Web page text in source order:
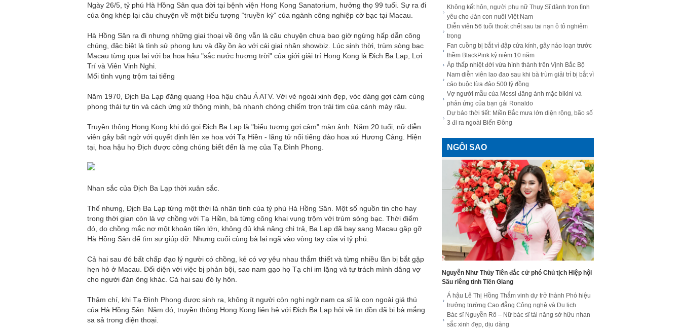
Ngày 26/5, tỷ phú Hà Hồng Sân qua đời tại bệnh viện Hong Kong Sanatorium, hưởng thọ 99 tuổi. Sự ra đi
của ông khép lại câu chuyện về một biểu tượng “truyền kỳ” của ngành công nghiệp cờ bạc tại Macau.
Hà Hồng Sân ra đi nhưng những giai thoại về ông vẫn là câu chuyện chưa bao giờ ngừng hấp dẫn công
chúng, đặc biệt là tình sử phong lưu và đầy ồn ào với cái giai nhân showbiz. Lúc sinh thời, trùm sòng bạc
Macau từng qua lại với ba hoa hậu "sắc nước hương trời" của giới giải trí Hong Kong là Địch Ba Lạp, Lợi
Trí và Viên Vịnh Nghi.
Mối tình vụng trộm tai tiếng
Năm 1970, Địch Ba Lạp đăng quang Hoa hậu châu Á ATV. Với vẻ ngoài xinh đẹp, vóc dáng gợi cảm cùng
phong thái tự tin và cách ứng xử thông minh, bà nhanh chóng chiếm trọn trái tim của cánh mày râu.
Truyền thông Hong Kong khi đó gọi Địch Ba Lạp là "biểu tượng gợi cảm" màn ảnh. Năm 20 tuổi, nữ diễn
viên gây bất ngờ với quyết định lên xe hoa với Tạ Hiền - lãng tử nổi tiếng đào hoa xứ Hương Cảng. Hiện
tại, hoa hậu họ Địch được công chúng biết đến là mẹ của Tạ Đình Phong.
Nhan sắc của Địch Ba Lạp thời xuân sắc.
Thế nhưng, Địch Ba Lạp từng một thời là nhân tình của tỷ phú Hà Hồng Sân. Một số nguồn tin cho hay
trong thời gian còn là vợ chồng với Tạ Hiền, bà từng công khai vụng trộm với trùm sòng bạc. Thời điểm
đó, do chồng mắc nợ một khoản tiền lớn, không đủ khả năng chi trả, Ba Lạp đã bay sang Macau gặp gỡ
Hà Hồng Sân để tìm sự giúp đỡ. Nhưng cuối cùng bà lại ngã vào vòng tay của vị tỷ phú.
Cả hai sau đó bất chấp đạo lý người có chồng, kẻ có vợ yêu nhau thắm thiết và từng nhiều lần bị bắt gặp
hẹn hò ở Macau. Đối diện với việc bị phản bội, sao nam gạo họ Tạ chỉ im lặng và tự trách mình dâng vợ
cho người đàn ông khác. Cả hai sau đó ly hôn.
Thậm chí, khi Tạ Đình Phong được sinh ra, không ít người còn nghi ngờ nam ca sĩ là con ngoài giá thú
của Hà Hồng Sân. Năm đó, truyền thông Hong Kong liên hệ với Địch Ba Lạp hỏi về tin đồn đã bị bà mắng
sa sả trong điện thoại.
Không kết hôn, người phụ nữ Thụy Sĩ dành trọn tình
yêu cho đàn con nuôi Việt Nam
Diễn viên 56 tuổi thoát chết sau tai nạn ô tô nghiêm
trọng
Fan cuồng bị bắt vì đập cửa kính, gây náo loạn trước
thềm BlackPink kỷ niệm 10 năm
Áp thấp nhiệt đới vừa hình thành trên Vịnh Bắc Bộ
Nam diễn viên lao đao sau khi bà trùm giải trí bị bắt vì
cáo buộc lừa đảo 500 tỷ đồng
Vợ người mẫu của Messi đăng ảnh mặc bikini và
phản ứng của bạn gái Ronaldo
Dự báo thời tiết: Miền Bắc mưa lớn diện rộng, bão số
3 đi ra ngoài Biển Đông
NGÔI SAO
Nguyễn Như Thủy Tiên đắc cử phó Chủ tịch Hiệp hội
Sầu riêng tỉnh Tiền Giang
Á hậu Lê Thị Hồng Thắm vinh dự trở thành Phó hiệu
trưởng trường Cao đẳng Công nghệ và Du lịch
Bác sĩ Nguyễn Rô – Nữ bác sĩ tài năng sở hữu nhan
sắc xinh đẹp, dịu dàng